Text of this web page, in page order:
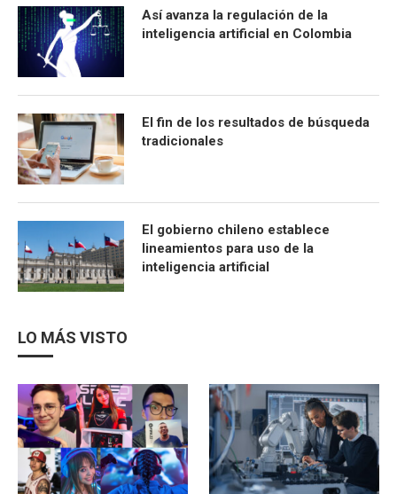
Así avanza la regulación de la
inteligencia artificial en Colombia
El fin de los resultados de búsqueda
tradicionales
El gobierno chileno establece
lineamientos para uso de la
inteligencia artificial
LO MÁS VISTO